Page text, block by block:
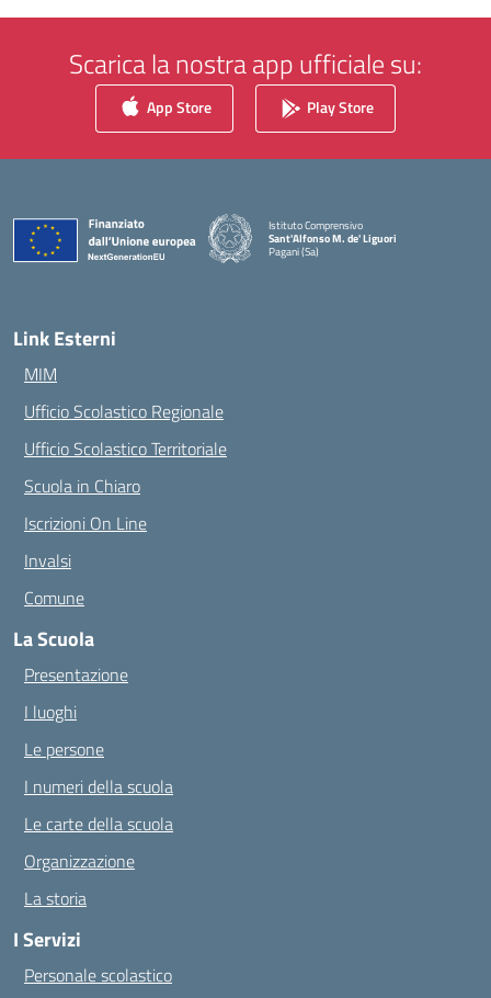
Scarica la nostra app ufficiale su:
App Store Play Store
Istituto Comprensivo
Sant'Alfonso M. de' Liguori
Pagani (Sa)
— Visita la pagina iniziale della scuola
Link Esterni
MIM
Ufficio Scolastico Regionale
Ufficio Scolastico Territoriale
Scuola in Chiaro
Iscrizioni On Line
Invalsi
Comune
La Scuola
Presentazione
I luoghi
Le persone
I numeri della scuola
Le carte della scuola
Organizzazione
La storia
I Servizi
Personale scolastico